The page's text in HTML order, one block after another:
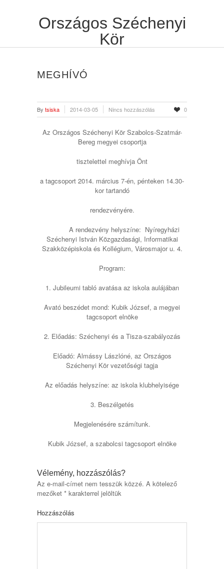
Országos Széchenyi
Kör
MEGHÍVÓ
By tsiska 2014-03-05 Nincs hozzászólás 0
Az Országos Széchenyi Kör Szabolcs-Szatmár-
Bereg megyei csoportja
tisztelettel meghívja Önt
a tagcsoport 2014. március 7-én, pénteken 14.30-
kor tartandó
rendezvényére.
A rendezvény helyszíne: Nyíregyházi
Széchenyi István Közgazdasági, Informatikai
Szakközépiskola és Kollégium, Városmajor u. 4.
Program:
1. Jubileumi tabló avatása az iskola aulájában
Avató beszédet mond: Kubik József, a megyei
tagcsoport elnöke
2. Előadás: Széchenyi és a Tisza-szabályozás
Előadó: Almássy Lászlóné, az Országos
Széchenyi Kör vezetőségi tagja
Az előadás helyszíne: az iskola klubhelyisége
3. Beszélgetés
Megjelenésére számítunk.
Kubik József, a szabolcsi tagcsoport elnöke
Vélemény, hozzászólás?
Az e-mail-címet nem tesszük közzé. A kötelező
mezőket * karakterrel jelöltük
Hozzászólás